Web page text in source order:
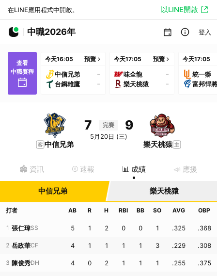
在LINE應用程式中開啟。 以LINE開啟
中職2026年 登入
查看
中職賽程
今天16:05 預覽
中信兄弟 -
台鋼雄鷹 -
今天17:05 預覽
味全龍 -
樂天桃猿 -
今天17:05
統一獅
富邦悍將
中信兄弟
7 完賽 9
5月20日 (三)
樂天桃猿
🏟️ 資訊 ⚾️ 速報 📊 成績 📣 應援
中信兄弟 樂天桃猿
打者 AB R H RBI BB SO AVG OBP
1 張仁瑋SS 5 1 2 0 0 1 .325 .368
2 岳政華CF 4 1 1 1 1 3 .229 .308
3 陳俊秀DH 4 0 2 1 1 1 .255 .375